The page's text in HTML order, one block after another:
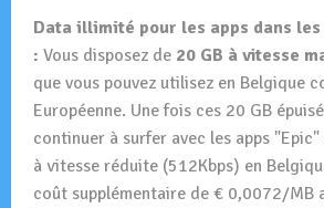
Data illimité pour les apps dans
: Vous disposez de 20 GB à vitesse
que vous pouvez utilisez en Belgique
Européenne. Une fois ces 20 GB
continuer à surfer avec les apps
à vitesse réduite (512Kbps) en
coût supplémentaire de € 0,0072/MB